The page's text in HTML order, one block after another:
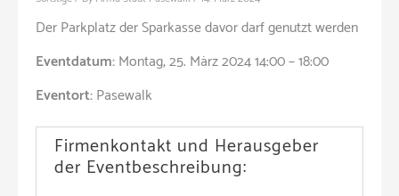
Der Parkplatz der Sparkasse davor darf genutzt werden
Eventdatum:Montag, 25. März 2024 14:00 – 18:00
Eventort:Pasewalk
Firmenkontakt und Herausgeber
der Eventbeschreibung: